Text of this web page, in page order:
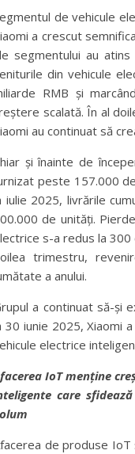
de vehicule
a crescut
segmentului au
din vehicule
RMB și
scalată. În al
au continuat să
și înainte de
peste 157.000
iulie 2025, livrările
de unități.
s-a redus la 300
trimestru,
a anului.
a continuat să-și
30 iunie 2025, Xiaomi
electrice
IoT menține
care
de produse